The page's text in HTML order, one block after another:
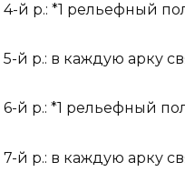
4-й р.: *1 рельефный
5-й р.: в каждую арку
6-й р.: *1 рельефный
7-й р.: в каждую арку